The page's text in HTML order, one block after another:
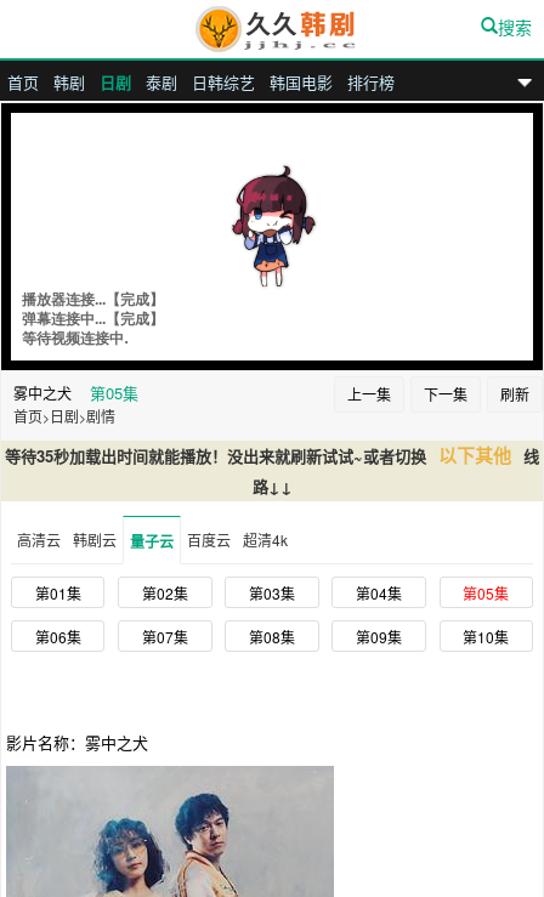
九九汉剧
首页 韩剧 日剧 泰剧 日韩综艺 韩国电影 排行榜
搜索
上一集 下一集 刷新
雾中之犬 第05集
首页> 日剧>剧情
等待35秒加载出时间就能播放！没出来就刷新试试~或者切换 以下其他 线
路↓↓
高清云 韩剧云 量子云 百度云 超清4k
第01集 第02集 第03集 第04集 第05集
第06集 第07集 第08集 第09集 第10集
影片名称：雾中之犬